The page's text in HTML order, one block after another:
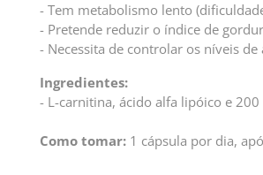
- Tem metabolismo lento
- Pretende reduzir o índice de
- Necessita de controlar os níveis de
Ingredientes:
- L-carnitina, ácido alfa lipóico e
Como tomar: 1 cápsula por dia,